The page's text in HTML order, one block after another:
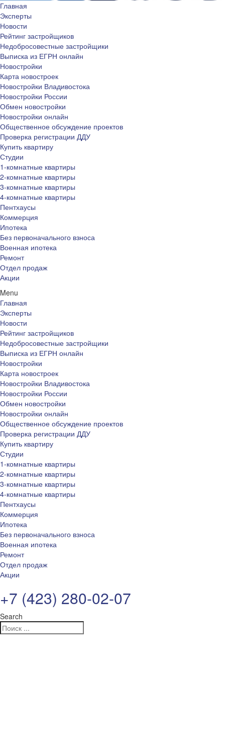
Главная
Эксперты
Новости
Рейтинг застройщиков
Недобросовестные застройщики
Выписка из ЕГРН онлайн
Новостройки
Карта новостроек
Новостройки Владивостока
Новостройки России
Обмен новостройки
Новостройки онлайн
Общественное обсуждение проектов
Проверка регистрации ДДУ
Купить квартиру
Студии
1-комнатные квартиры
2-комнатные квартиры
3-комнатные квартиры
4-комнатные квартиры
Пентхаусы
Коммерция
Ипотека
Без первоначального взноса
Военная ипотека
Ремонт
Отдел продаж
Акции
Menu
Главная
Эксперты
Новости
Рейтинг застройщиков
Недобросовестные застройщики
Выписка из ЕГРН онлайн
Новостройки
Карта новостроек
Новостройки Владивостока
Новостройки России
Обмен новостройки
Новостройки онлайн
Общественное обсуждение проектов
Проверка регистрации ДДУ
Купить квартиру
Студии
1-комнатные квартиры
2-комнатные квартиры
3-комнатные квартиры
4-комнатные квартиры
Пентхаусы
Коммерция
Ипотека
Без первоначального взноса
Военная ипотека
Ремонт
Отдел продаж
Акции
+7 (423) 280-02-07
Search